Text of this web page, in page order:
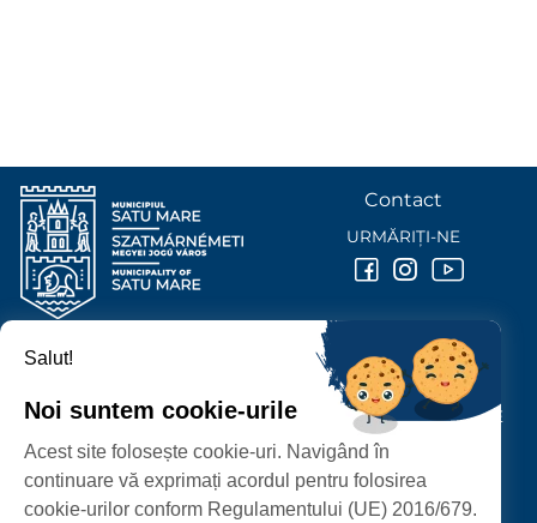
PROTECȚIA DATELOR PERSONALE
PRIMĂRIA MUNICIPIULUI
P-ȚA 25 OCTOMBRIE, NR. 1 CORP M, 440026 SATU MARE
Contact
URMĂRIȚI-NE
Salut!
Noi suntem cookie-urile
Acest site folosește cookie-uri. Navigând în
continuare vă exprimați acordul pentru folosirea
cookie-urilor conform Regulamentului (UE) 2016/679.